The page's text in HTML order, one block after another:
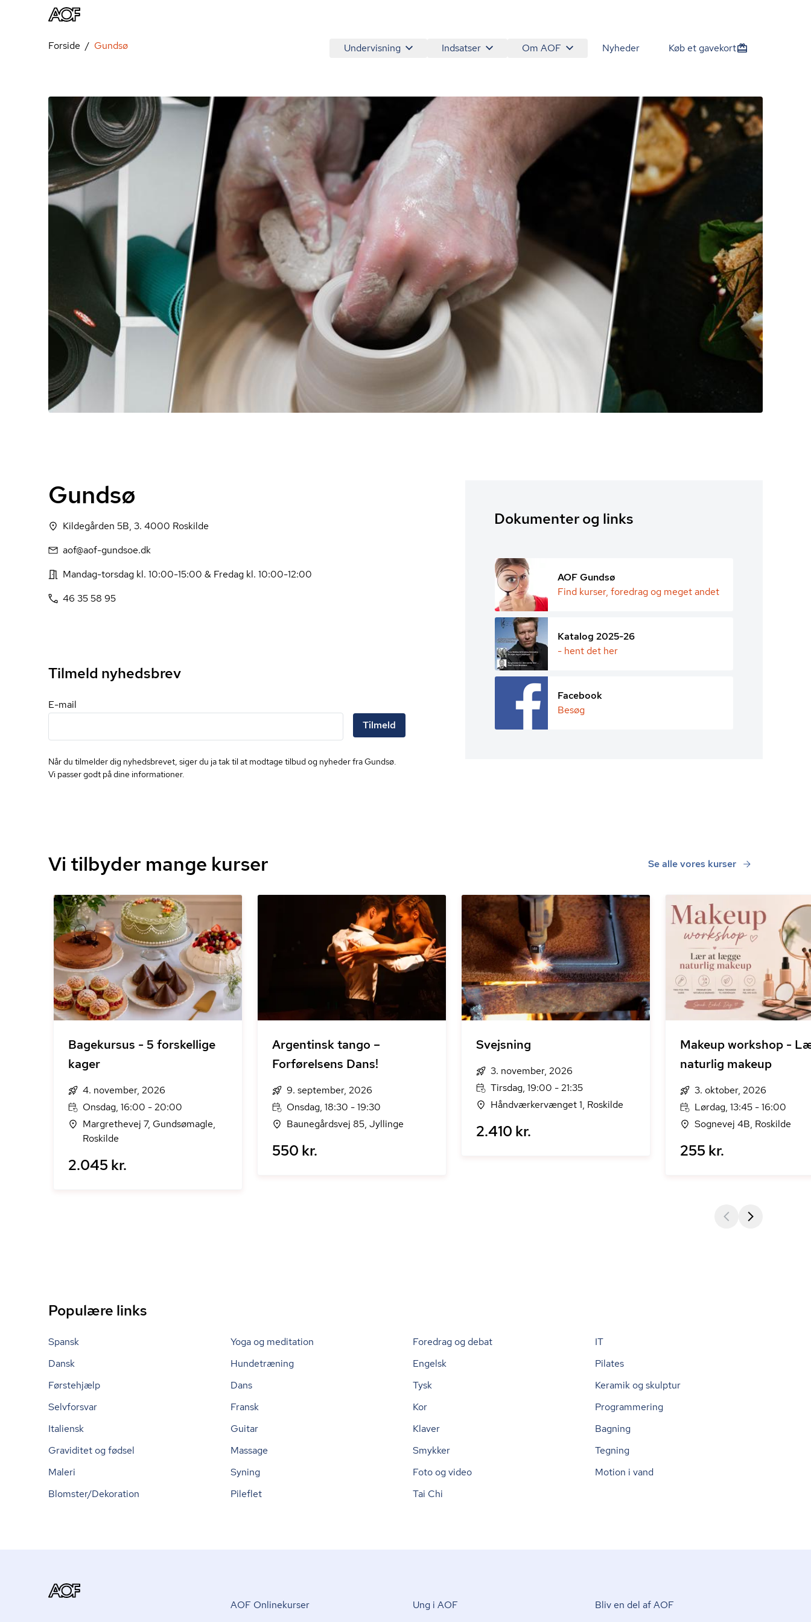
Undervisning Indsatser Om AOF Nyheder Køb et gavekort
Forside Gundsø
Gundsø
Kildegården 5B, 3. 4000 Roskilde
aof@aof-gundsoe.dk
Mandag-torsdag kl. 10:00-15:00 & Fredag kl. 10:00-12:00
46 35 58 95
Dokumenter og links
AOF Gundsø
Find kurser, foredrag og meget andet
Katalog 2025-26
- hent det her
Facebook
Besøg
Tilmeld nyhedsbrev
E-mail
Tilmeld
Når du tilmelder dig nyhedsbrevet, siger du ja tak til at modtage tilbud og nyheder fra Gundsø.
Vi passer godt på dine informationer.
Vi tilbyder mange kurser Se alle vores kurser
Bagekursus - 5 forskellige
kager
4. november, 2026
Onsdag, 16:00 - 20:00
Margrethevej 7, Gundsømagle,
Roskilde
2.045 kr.
Argentinsk tango –
Forførelsens Dans!
9. september, 2026
Onsdag, 18:30 - 19:30
Baunegårdsvej 85, Jyllinge
550 kr.
Svejsning
3. november, 2026
Tirsdag, 19:00 - 21:35
Håndværkervænget 1, Roskilde
2.410 kr.
Makeup workshop -
naturlig makeup
3. oktober, 2026
Lørdag, 13:45 - 16:00
Sognevej 4B, Roskilde
255 kr.
Populære links
Spansk Yoga og meditation Foredrag og debat
IT
Dansk
Hundetræning Engelsk
Pilates
Førstehjælp
Dans Tysk
Keramik og skulptur
Selvforsvar
Fransk Kor
Programmering
Italiensk
Guitar Klaver
Bagning
Graviditet og fødsel
Massage Smykker
Tegning
Maleri
Syning Foto og video
Motion i vand
Blomster/Dekoration
Pileflet Tai Chi
AOF Onlinekurser Ung i AOF Bliv en del af AOF